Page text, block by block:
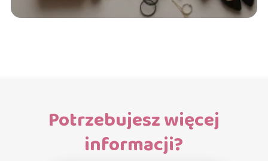
Potrzebujesz więcej
informacji?